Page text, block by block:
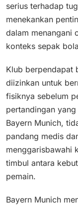
serius terhadap
menekankan
dalam menangani
konteks sepak
Klub berpendapat
diizinkan untuk
fisiknya sebelum
pertandingan
Bayern Munich,
pandang medis
menggarisbawahi
timbul antara
pemain.
Bayern Munich